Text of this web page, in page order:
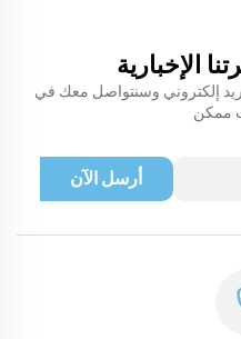
الإخبارية
إلكتروني وسنتواصل معك في
ممكن
أرسل الآن